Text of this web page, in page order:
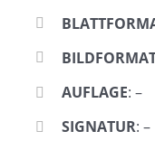
AUFLAGE: –
SIGNATUR: –